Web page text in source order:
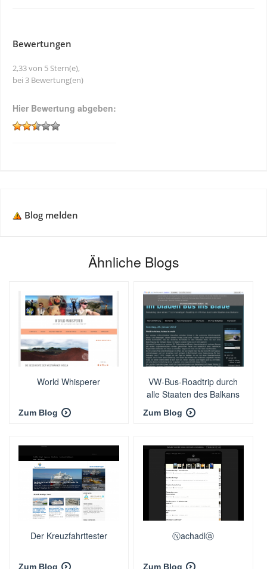
Bewertungen
2,33 von 5 Stern(e),
bei 3 Bewertung(en)
Hier Bewertung abgeben:
Blog melden
Ähnliche Blogs
World Whisperer
Zum Blog
VW-Bus-Roadtrip durch
alle Staaten des Balkans
Zum Blog
Der Kreuzfahrttester
Zum Blog
Ⓝachadlⓐ
Zum Blog